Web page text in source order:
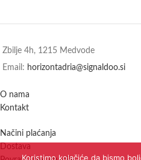
Zbilje 4h, 1215 Medvode
Email: horizontadria@signaldoo.si
O nama
Kontakt
Načini plaćanja
Dostava
Koristimo kolačiće da bismo